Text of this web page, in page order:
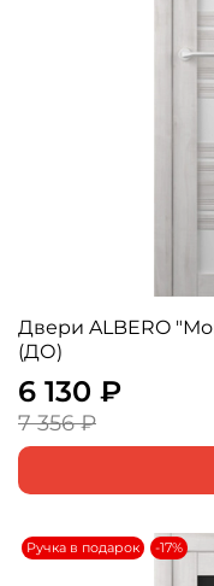
Двери ALBERO "Монтана" Жемчужный/Мателюкс
(ДО)
6 130 ₽
7 356 ₽
Ручка в подарок -17%